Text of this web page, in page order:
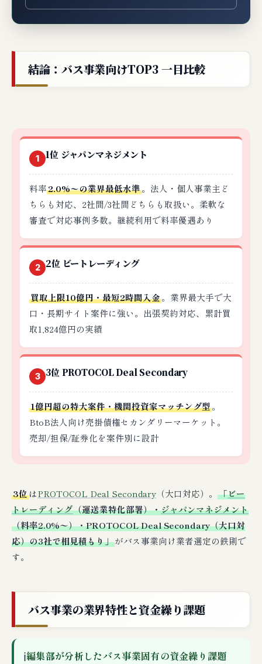
結論：バス事業向けTOP3 一目比較
1 1位 ジャパンマネジメント
料率2.0%〜の業界最低水準。法人・個人事業主ど
ちらも対応、2社間/3社間どちらも取扱い。柔軟な
審査で対応事例多数。継続利用で料率優遇あり
2 2位 ビートレーディング
買取上限10億円・最短2時間入金。業界最大手で大
口・長期サイト案件に強い。出張契約対応、累計買
取1,824億円の実績
3 3位 PROTOCOL Deal Secondary
1億円超の特大案件・機関投資家マッチング型。
BtoB法人向け売掛債権セカンダリーマーケット。
売却/担保/証券化を案件別に設計
3位はPROTOCOL Deal Secondary （大口対応）。 「ビー
トレーディング（運送業特化部署）・ジャパンマネジメント
（料率2.0%〜）・PROTOCOL Deal Secondary（大口対
応）の3社で相見積もり」がバス事業向け業者選定の鉄則で
す。
バス事業の業界特性と資金繰り課題
ℹ編集部が分析したバス事業固有の資金繰り課題